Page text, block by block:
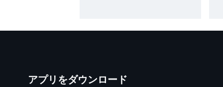
GPスプリント
アプリをダウンロード